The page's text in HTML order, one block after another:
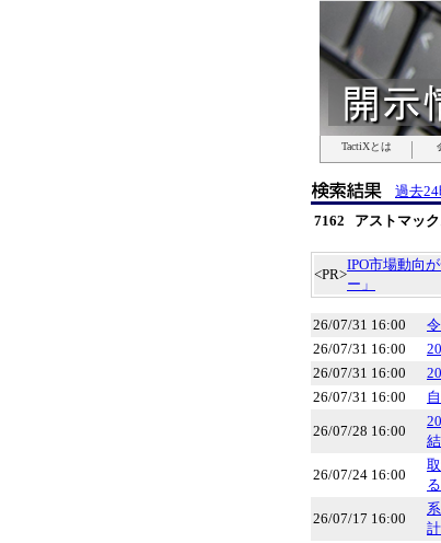
TactiXとは
TactiXとは
TactiXとは
TactiXとは
TactiXとは
TactiXとは
TactiXとは
過去
7162 アストマック
<PR>
IPO市場動向
ー」
26/07/31 16:00
26/07/31 16:00
26/07/31 16:00
26/07/31 16:00
26/07/28 16:00
26/07/24 16:00
26/07/17 16:00